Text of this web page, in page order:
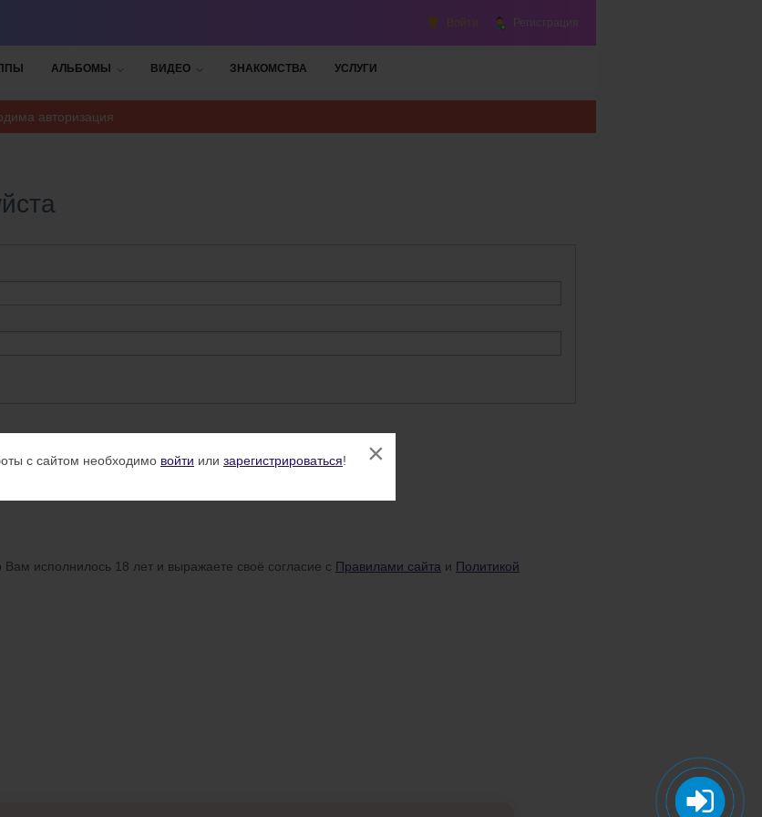
с сайтом необходимо войти или зарегистрироваться! ×
Войти Регистрация
АЛЬБОМЫ ВИДЕО ЗНАКОМСТВА УСЛУГИ
авторизация
исполнилось 18 лет и выражаете своё согласие с Правилами сайта и Политикой